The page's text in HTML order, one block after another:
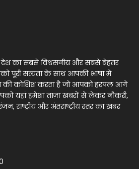
का सबसे विश्वसनीय और सबसे बेहतर
पूरी सत्यता के साथ आपकी भाषा में
कोशिश करता है जो आपको हरपल आगे
यहां हमेशा ताज़ा खबरों से लेकर नौकरी,
राष्ट्रीय और अंतराष्ट्रीय स्तर का खबर